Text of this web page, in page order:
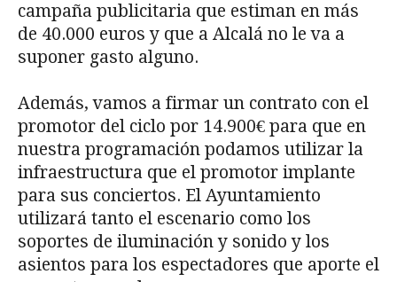
campaña publicitaria que estiman en más
de 40.000 euros y que a Alcalá no le va a
suponer gasto alguno.
Además, vamos a firmar un contrato con el
promotor del ciclo por 14.900€ para que en
nuestra programación podamos utilizar la
infraestructura que el promotor implante
para sus conciertos. El Ayuntamiento
utilizará tanto el escenario como los
soportes de iluminación y sonido y los
asientos para los espectadores que aporte el